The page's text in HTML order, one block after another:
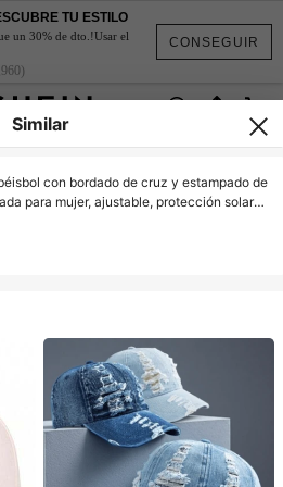
CONSEGUIR
TU ESTILO
un 30% de dto.!Usar el
Similar
con bordado de cruz y estampado de
para mujer, ajustable, protección solar
casual adecuado para primavera,
vacaciones. Sombrero de sol estilo Y2K
festivales